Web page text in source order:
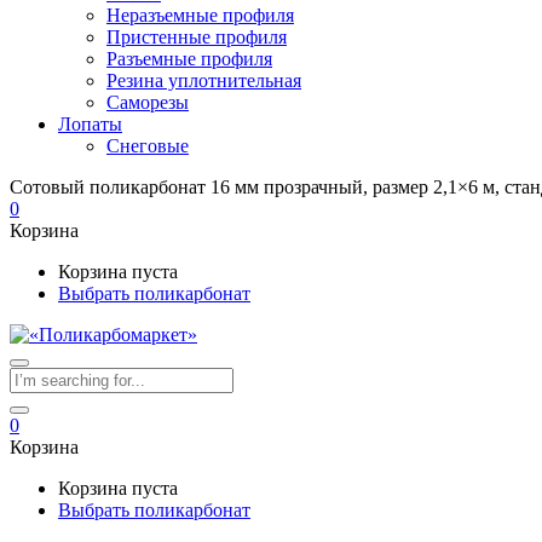
Неразъемные профиля
Пристенные профиля
Разъемные профиля
Резина уплотнительная
Саморезы
Лопаты
Снеговые
Сотовый поликарбонат 16 мм прозрачный, размер 2,1×6 м,
0
Корзина
Корзина пуста
Выбрать поликарбонат
0
Корзина
Корзина пуста
Выбрать поликарбонат